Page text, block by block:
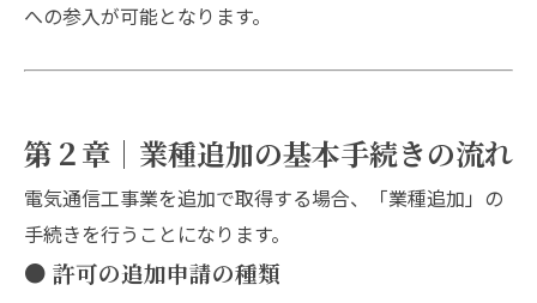
への参入が可能となります。
第２章｜業種追加の基本手続きの流れ
電気通信工事業を追加で取得する場合、「業種追加」の
手続きを行うことになります。
● 許可の追加申請の種類